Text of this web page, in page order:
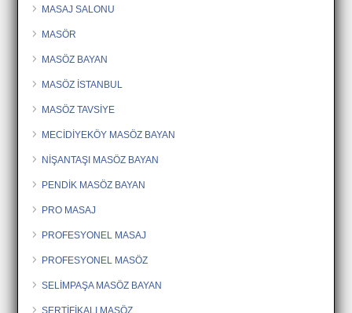
MASAJ SALONU
MASÖR
MASÖZ BAYAN
MASÖZ İSTANBUL
MASÖZ TAVSİYE
MECİDİYEKÖY MASÖZ BAYAN
NİŞANTAŞI MASÖZ BAYAN
PENDİK MASÖZ BAYAN
PRO MASAJ
PROFESYONEL MASAJ
PROFESYONEL MASÖZ
SELİMPAŞA MASÖZ BAYAN
SERTİFİKALI MASÖZ